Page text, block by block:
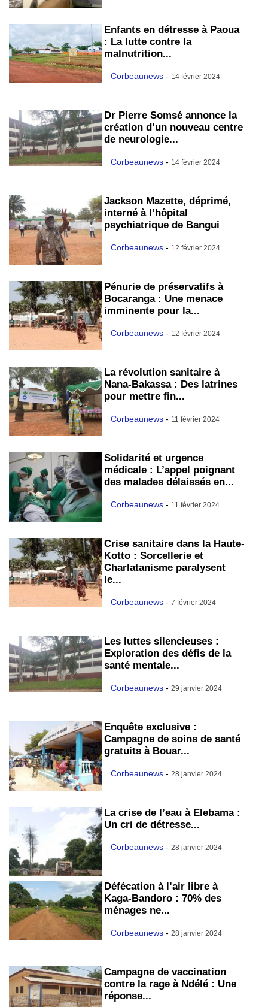
Enfants en détresse à Paoua
: La lutte contre la
malnutrition...
Corbeaunews - 14 février 2024
Dr Pierre Somsé annonce la
création d’un nouveau centre
de neurologie...
Corbeaunews - 14 février 2024
Jackson Mazette, déprimé,
interné à l’hôpital
psychiatrique de Bangui
Corbeaunews - 12 février 2024
Pénurie de préservatifs à
Bocaranga : Une menace
imminente pour la...
Corbeaunews - 12 février 2024
La révolution sanitaire à
Nana-Bakassa : Des latrines
pour mettre fin...
Corbeaunews - 11 février 2024
Solidarité et urgence
médicale : L’appel poignant
des malades délaissés en...
Corbeaunews - 11 février 2024
Crise sanitaire dans la Haute-
Kotto : Sorcellerie et
Charlatanisme paralysent
le...
Corbeaunews - 7 février 2024
Les luttes silencieuses :
Exploration des défis de la
santé mentale...
Corbeaunews - 29 janvier 2024
Enquête exclusive :
Campagne de soins de santé
gratuits à Bouar...
Corbeaunews - 28 janvier 2024
La crise de l’eau à Elebama :
Un cri de détresse...
Corbeaunews - 28 janvier 2024
Défécation à l’air libre à
Kaga-Bandoro : 70% des
ménages ne...
Corbeaunews - 28 janvier 2024
Campagne de vaccination
contre la rage à Ndélé : Une
réponse...